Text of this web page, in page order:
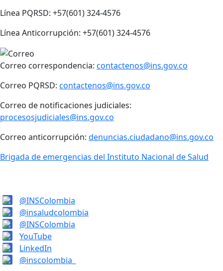
Línea PQRSD: +57(601) 324-4576
Línea Anticorrupción: +57(601) 324-4576
Correo correspondencia: contactenos@ins.gov.co
Correo PQRSD: contactenos@ins.gov.co
Correo de notificaciones judiciales:
procesosjudiciales@ins.gov.co
Correo anticorrupción: denuncias.ciudadano@ins.gov.co
Brigada de emergencias del Instituto Nacional de Salud
@INSColombia
@insaludcolombia
@INSColombia
YouTube
LinkedIn
@inscolombia_